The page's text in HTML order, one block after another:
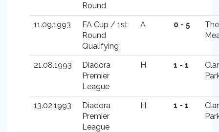
Round
11.09.1993
FA Cup / 1st
Round
Qualifying
A 0 - 5
The
21.08.1993
Diadora
Premier
League
H 1 - 1
13.02.1993
Diadora
Premier
League
H 1 - 1